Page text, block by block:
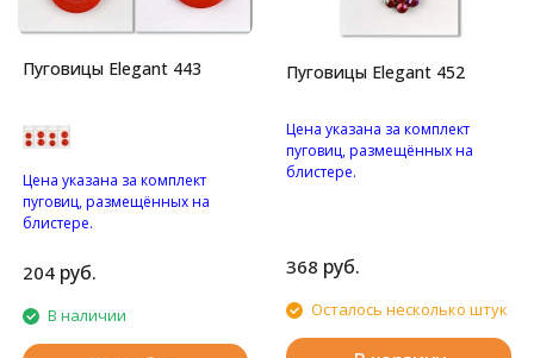
Пуговицы Elegant 443
Цена указана за комплект
пуговиц, размещённых на
блистере.
четырьмя отверстиями.
204 руб.
В наличии
Пуговицы Elegant 452
Цена указана за комплект
пуговиц, размещённых на
блистере.
368 руб.
Осталось несколько штук